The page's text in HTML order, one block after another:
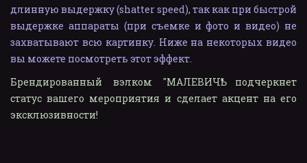
длинную выдержку (shatter speed), так как при быстрой
выдержке аппараты (при съемке и фото и видео) не
захватывают всю картинку. Ниже на некоторых видео
вы можете посмотреть этот эффект.
Брендированный вэлком "MАЛЕВИЧҌ" подчеркнет
статус вашего мероприятия и сделает акцент на его
эксклюзивности!